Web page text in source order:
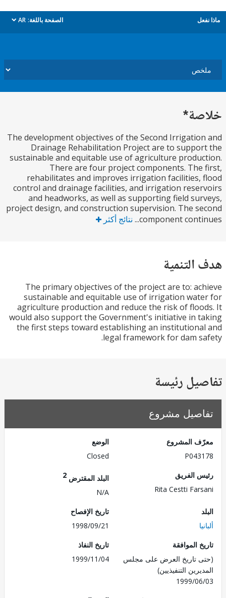
الصفحة باللغة: AR
dropdown
The development objectives of the Second
Drainage Rehabilitation Project are to
sustainable and equitable use of agriculture
There are four project components.
rehabilitates and improves irrigation
control and drainage facilities, and irrigation
and headworks, as well as supporting field
project design, and construction supervision. The
component نتائج أكثر
The primary objectives of the project are to:
sustainable and equitable use of irrigation
agriculture production and reduce the risk of
would also support the Government's initiative in
the first steps toward establishing an
legal framework for dam
رئيسة
مشروع
المشروع
الفريق
Rita Cestti
البلد المقترض
تاريخ الإفصاح
1998/09/21
الموافقة
تاريخ العرض على مجلس
التنفيذيين)
1999/
تاريخ النفاذ
1999/11/04